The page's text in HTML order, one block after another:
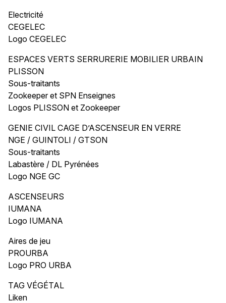
Electricité
CEGELEC
Logo CEGELEC
ESPACES VERTS SERRURERIE MOBILIER URBAIN
PLISSON
Sous-traitants
Zookeeper et SPN Enseignes
Logos PLISSON et Zookeeper
GENIE CIVIL CAGE D’ASCENSEUR EN VERRE
NGE / GUINTOLI / GTSON
Sous-traitants
Labastère / DL Pyrénées
Logo NGE GC
ASCENSEURS
IUMANA
Logo IUMANA
Aires de jeu
PROURBA
Logo PRO URBA
TAG VÉGÉTAL
Liken